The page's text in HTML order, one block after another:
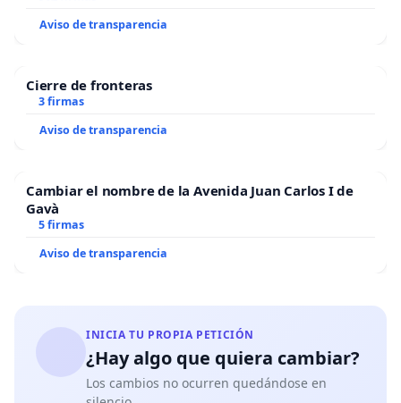
Aviso de transparencia
Cierre de fronteras
3 firmas
Aviso de transparencia
Cambiar el nombre de la Avenida Juan Carlos I de
Gavà
5 firmas
Aviso de transparencia
INICIA TU PROPIA PETICIÓN
¿Hay algo que quiera cambiar?
Los cambios no ocurren quedándose en